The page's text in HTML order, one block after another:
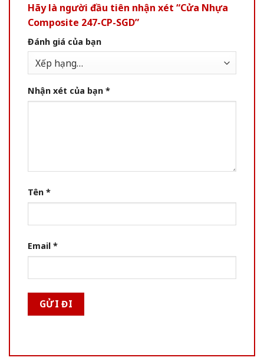
Hãy là người đầu tiên nhận xét “Cửa Nhựa
Composite 247-CP-SGD”
Đánh giá của bạn
Nhận xét của bạn *
Tên *
Email *